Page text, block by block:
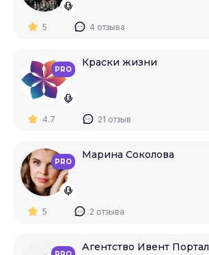
5 4 отзыва
PRO
Краски жизни
4.7 21 отзыв
PRO
Марина Соколова
5 2 отзыва
Агентство Ивент Портал